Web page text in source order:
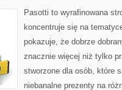
Pasotti to wyrafinowana
koncentruje się na
pokazuje, że dobrze
znacznie więcej niż tylko
stworzone dla osób, które
niebanalne prezenty na